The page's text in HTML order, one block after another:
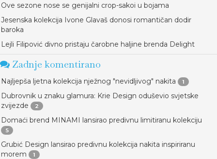
Ove sezone nose se genijalni crop-sakoi u bojama
Jesenska kolekcija Ivone Glavaš donosi romantičan dodir
baroka
Lejli Filipović divno pristaju čarobne haljine brenda Delight
Zadnje komentirano
Najljepša ljetna kolekcija nježnog "nevidljivog" nakita 1
Dubrovnik u znaku glamura: Krie Design oduševio svjetske
zvijezde
2
Domaći brend MINAMI lansirao predivnu limitiranu kolekciju
5
Grubić Design lansirao predivnu kolekcija nakita inspiriranu
morem
1